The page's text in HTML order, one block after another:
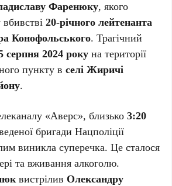
Фаренюку, якого
20-річного лейтенанта
Конофольського. Трагічний
серпня 2024 року на території
пункту вселі Жиричі
.
«Аверс», близько3:20
бригади Нацполіції
виникла суперечка. Це сталося
та вживання алкоголю.
вистрілив Олександру